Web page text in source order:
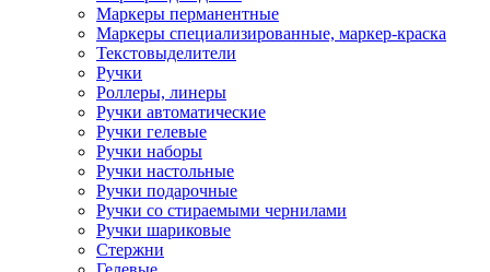
Маркеры перманентные
Маркеры специализированные, маркер-краска
Текстовыделители
Ручки
Роллеры, линеры
Ручки автоматические
Ручки гелевые
Ручки наборы
Ручки настольные
Ручки подарочные
Ручки со стираемыми чернилами
Ручки шариковые
Стержни